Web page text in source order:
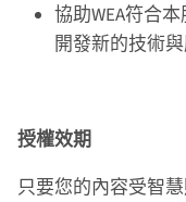
協助WEA符合
開發新的技術與
授權效期
只要您的內容受智